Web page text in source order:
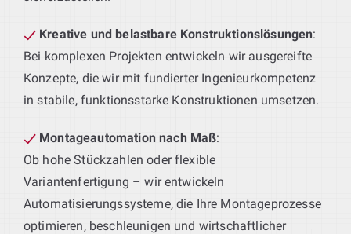
Kreative und belastbare Konstruktionslösungen:
Bei komplexen Projekten entwickeln wir ausgereifte
Konzepte, die wir mit fundierter Ingenieurkompetenz
in stabile, funktionsstarke Konstruktionen umsetzen.
Montageautomation nach Maß:
Ob hohe Stückzahlen oder flexible
Variantenfertigung – wir entwickeln
Automatisierungssysteme, die Ihre Montageprozesse
optimieren, beschleunigen und wirtschaftlicher